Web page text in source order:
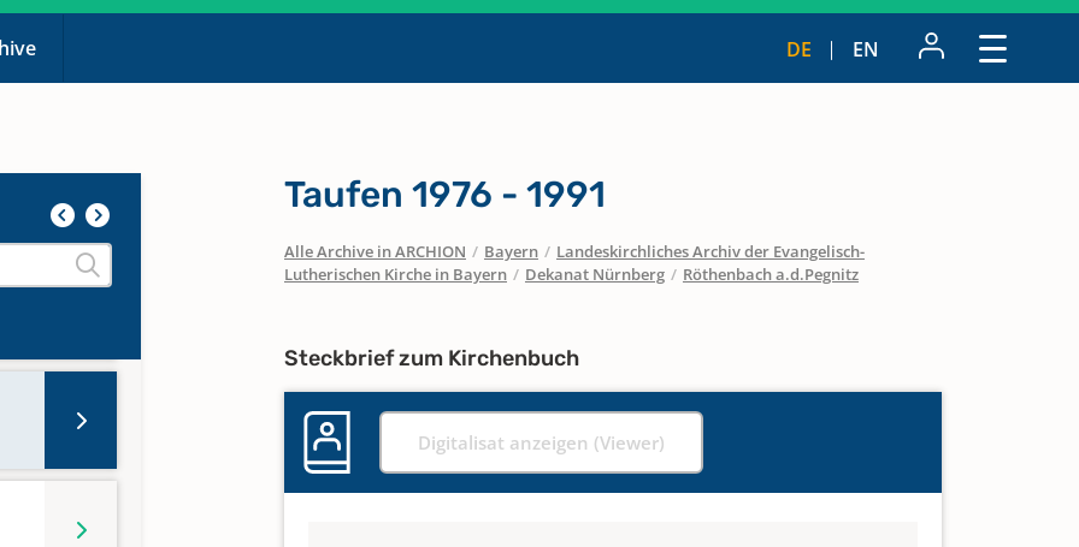
DE EN
Taufen 1976 - 1991
Alle Archive in ARCHION / Bayern / Landeskirchliches Archiv der Evangelisch-
Lutherischen Kirche in Bayern / Dekanat Nürnberg / Röthenbach a.d.Pegnitz
Steckbrief zum Kirchenbuch
Digitalisat anzeigen (Viewer)